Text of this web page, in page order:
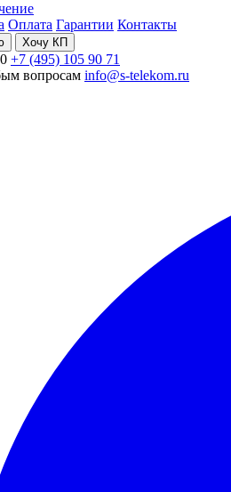
Оплата Гарантии Контакты
Хочу КП
+7 (495) 105 90 71
вопросам info@s-telekom.ru